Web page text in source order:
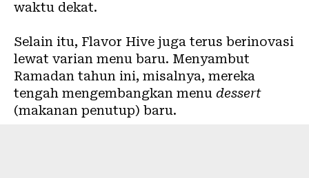
waktu dekat.
Selain itu, Flavor Hive juga terus berinovasi
lewat varian menu baru. Menyambut
Ramadan tahun ini, misalnya, mereka
tengah mengembangkan menu dessert
(makanan penutup) baru.